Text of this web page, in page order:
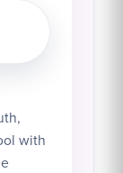
with